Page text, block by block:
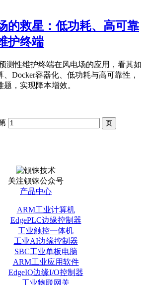
的救星：低功耗、高可靠
护终端
测性维护终端在风电场的应用，看其如
Docker容器化、低功耗与高可靠性，
，实现降本增效。
关注钡铼公众号
产品中心
ARM工业计算机
EdgePLC边缘控制器
工业触控一体机
工业AI边缘控制器
SBC工业单板电脑
ARM工业应用软件
EdgeIO边缘I/O控制器
工业物联网关